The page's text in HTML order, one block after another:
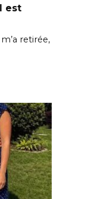
est
retirée,